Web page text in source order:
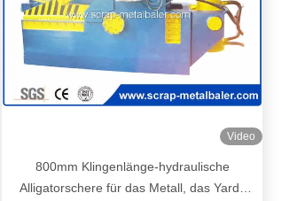
Video
800mm Klingenlänge-hydraulische
Alligatorschere für das Metall, das Yards